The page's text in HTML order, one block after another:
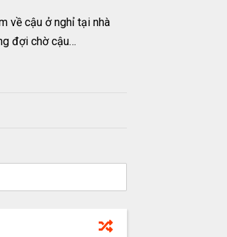
về cậu ở nghỉ tại nhà
đợi chờ cậu…